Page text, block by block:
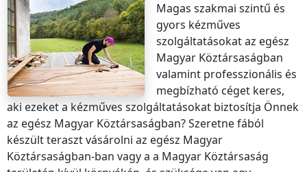
Magas szakmai szintű és
gyors kézműves
szolgáltatásokataz egész
Magyar Köztársaságban
valamint professzionális és
megbízható céget keres,
aki ezeket a kézműves szolgáltatásokat biztosítja Önnek
az egész Magyar Köztársaságban? Szeretne fából
készült teraszt vásárolni az egész Magyar
Köztársaságban-ban vagy a a Magyar Köztársaság